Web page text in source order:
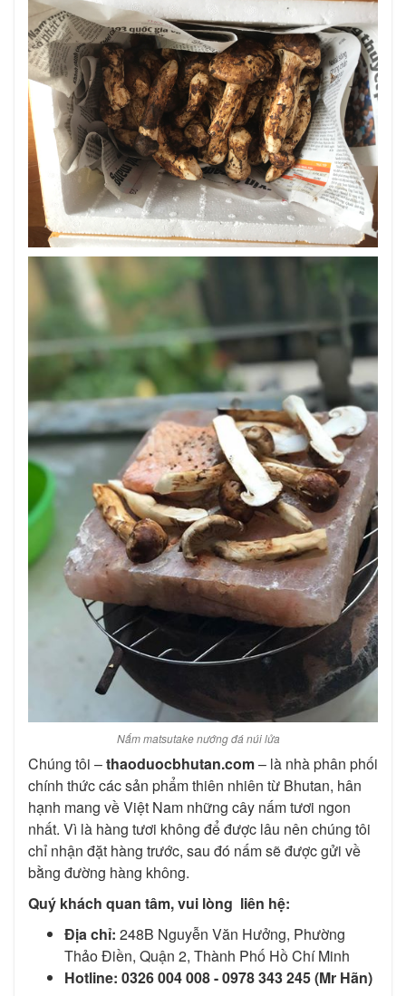
Nấm matsutake nướng đá núi lửa
Chúng tôi –thaoduocbhutan.com– là nhà phân phối
chính thức các sản phẩm thiên nhiên từ Bhutan, hân
hạnh mang về Việt Nam những cây nấm tươi ngon
nhất. Vì là hàng tươi không để được lâu nên chúng tôi
chỉ nhận đặt hàng trước, sau đó nấm sẽ được gửi về
bằng đường hàng không.
Quý khách quan tâm, vui lòng liên hệ:
Địa chỉ: 248B Nguyễn Văn Hưởng, Phường
Thảo Điền, Quận 2, Thành Phố Hồ Chí Minh
Hotline: 0326 004 008 - 0978 343 245 (Mr Hãn)